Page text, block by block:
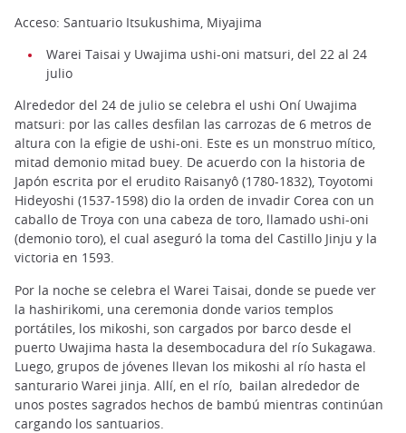
Acceso: Santuario Itsukushima, Miyajima
Warei Taisai y Uwajima ushi-oni matsuri, del 22 al 24
julio
Alrededor del 24 de julio se celebra el ushi Oní Uwajima
matsuri: por las calles desfilan las carrozas de 6 metros de
altura con la efigie de ushi-oni. Este es un monstruo mítico,
mitad demonio mitad buey. De acuerdo con la historia de
Japón escrita por el erudito Raisanyô (1780-1832), Toyotomi
Hideyoshi (1537-1598) dio la orden de invadir Corea con un
caballo de Troya con una cabeza de toro, llamado ushi-oni
(demonio toro), el cual aseguró la toma del Castillo Jinju y la
victoria en 1593.
Por la noche se celebra el Warei Taisai, donde se puede ver
la hashirikomi, una ceremonia donde varios templos
portátiles, los mikoshi, son cargados por barco desde el
puerto Uwajima hasta la desembocadura del río Sukagawa.
Luego, grupos de jóvenes llevan los mikoshi al río hasta el
santurario Warei jinja. Allí, en el río, bailan alrededor de
unos postes sagrados hechos de bambú mientras continúan
cargando los santuarios.